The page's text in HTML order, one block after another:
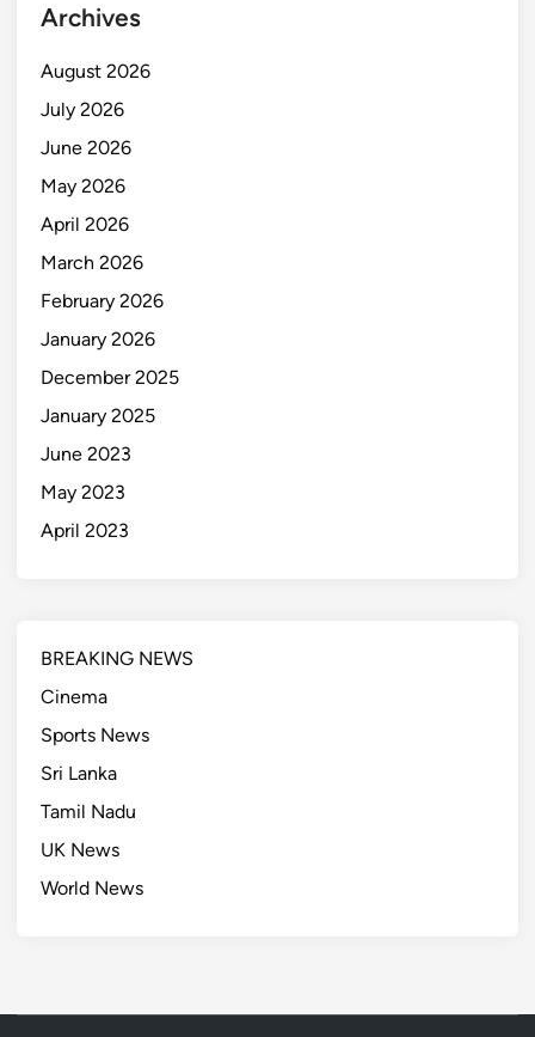
Archives
August 2026
July 2026
June 2026
May 2026
April 2026
March 2026
February 2026
January 2026
December 2025
January 2025
June 2023
May 2023
April 2023
BREAKING NEWS
Cinema
Sports News
Sri Lanka
Tamil Nadu
UK News
World News